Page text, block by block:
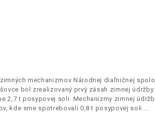
mechanizmov Národnej diaľničnej
bol zrealizovaný prvý zásah zimnej
2,7 t posypovej soli. Mechanizmy zimnej
kde sme spotrebovali 0,8 t posypovej soli.